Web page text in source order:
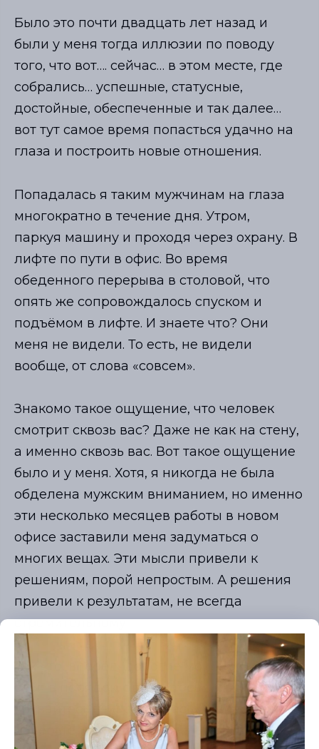
Было это почти двадцать лет назад и
были у меня тогда иллюзии по поводу
того, что вот…. сейчас… в этом месте, где
собрались… успешные, статусные,
достойные, обеспеченные и так далее…
вот тут самое время попасться удачно на
глаза и построить новые отношения.
Попадалась я таким мужчинам на глаза
многократно в течение дня. Утром,
паркуя машину и проходя через охрану. В
лифте по пути в офис. Во время
обеденного перерыва в столовой, что
опять же сопровождалось спуском и
подъёмом в лифте. И знаете что? Они
меня не видели. То есть, не видели
вообще, от слова «совсем».
Знакомо такое ощущение, что человек
смотрит сквозь вас? Даже не как на стену,
а именно сквозь вас. Вот такое ощущение
было и у меня. Хотя, я никогда не была
обделена мужским вниманием, но именно
эти несколько месяцев работы в новом
офисе заставили меня задуматься о
многих вещах. Эти мысли привели к
решениям, порой непростым. А решения
привели к результатам, не всегда
стремительному.
Так что, вперёд, дорогие мои! Приводите
себя в порядок, одевайтесь
обувайтесь
«мэйкаптесь» и вперёд. И
поверьте, вы потратите на это ровно то